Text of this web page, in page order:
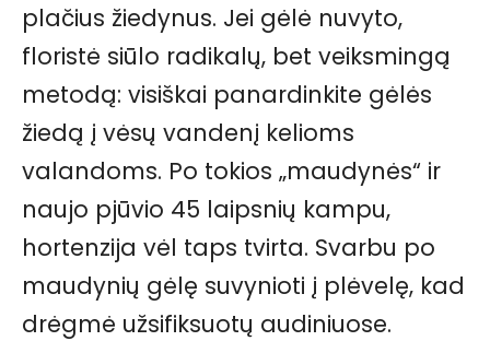
plačius žiedynus. Jei gėlė nuvyto,
floristė siūlo radikalų, bet veiksmingą
metodą: visiškai panardinkite gėlės
žiedą į vėsų vandenį kelioms
valandoms. Po tokios „maudynės“ ir
naujo pjūvio 45 laipsnių kampu,
hortenzija vėl taps tvirta. Svarbu po
maudynių gėlę suvynioti į plėvelę, kad
drėgmė užsifiksuotų audiniuose.